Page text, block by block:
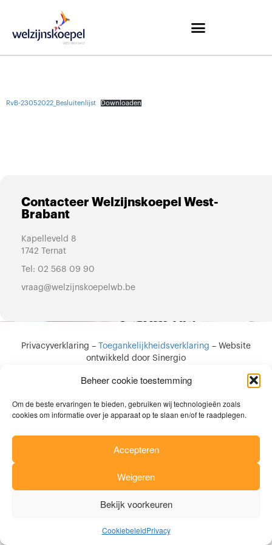
Beheer cookie toestemming
Om de beste ervaringen te bieden, gebruiken wij technologieën zoals
cookies om informatie over je apparaat op te slaan en/of te raadplegen.
Accepteren
Weigeren
Bekijk voorkeuren
CookiebeleidPrivacy
RvB-23052022_Besluitenlijst Downloaden
Contacteer Welzijnskoepel West-
Brabant
Kapelleveld 8
1742 Ternat
Tel: 02 568 09 90
vraag@welzijnskoepelwb.be
Privacyverklaring – Toegankelijkheidsverklaring – Website
ontwikkeld door Sinergio